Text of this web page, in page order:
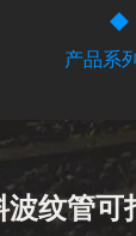
产品系列
纹管